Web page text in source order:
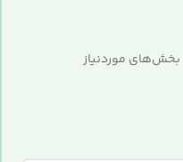
بخش‌های موردنیاز